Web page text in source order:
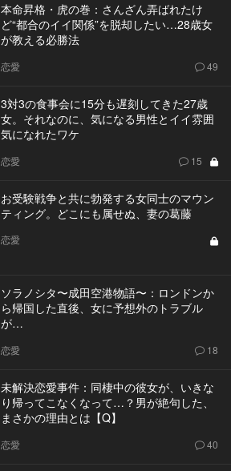
本命昇格・虎の巻：さんざん弄ばれたけ
ど“都合のイイ関係”を脱却したい…28歳女
が教える必勝法
恋愛 49
3対3の食事会に15分も遅刻してきた27歳
女。それなのに、気になる男性とイイ雰囲
気になれたワケ
恋愛 15
お受験戦争と共に勃発する女同士のマウン
ティング。どこにも属せぬ、妻の葛藤
恋愛
ソラノシタ〜成田空港物語〜：ロンドンか
ら帰国した直後、女に予想外のトラブル
が…
恋愛 18
未解決恋愛事件：同棲中の彼女が、いきな
り帰ってこなくなって…？男が絶句した、
まさかの理由とは【Q】
恋愛 40